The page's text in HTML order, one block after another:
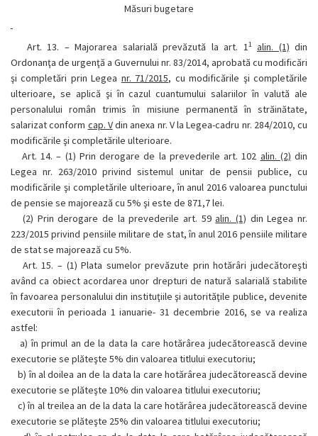
Măsuri bugetare
Art. 13. – Majorarea salarială prevăzută la art. 11 alin. (1) din
Ordonanţa de urgenţă a Guvernului nr. 83/2014, aprobată cu modificări
şi completări prin Legea nr. 71/2015, cu modificările şi completările
ulterioare, se aplică şi în cazul cuantumului salariilor în valută ale
personalului român trimis în misiune permanentă în străinătate,
salarizat conform cap. Vdin anexa nr. V la Legea-cadru nr. 284/2010, cu
modificările şi completările ulterioare.
Art. 14. – (1) Prin derogare de la prevederile art. 102 alin. (2) din
Legea nr. 263/2010 privind sistemul unitar de pensii publice, cu
modificările şi completările ulterioare, în anul 2016 valoarea punctului
de pensie se majorează cu 5% şi este de 871,7 lei.
(2) Prin derogare de la prevederile art. 59alin. (1) din Legea nr.
223/2015 privind pensiile militare de stat, în anul 2016 pensiile militare
de stat se majorează cu 5%.
Art. 15. – (1) Plata sumelor prevăzute prin hotărâri judecătoreşti
având ca obiect acordarea unor drepturi de natură salarială stabilite
în favoarea personalului din instituţiile şi autorităţile publice, devenite
executorii în perioada 1 ianuarie- 31 decembrie 2016, se va realiza
astfel:
a) în primul an de la data la care hotărârea judecătorească devine
executorie se plăteşte 5% din valoarea titlului executoriu;
b) în al doilea an de la data la care hotărârea judecătorească devine
executorie se plăteşte 10% din valoarea titlului executoriu;
c)în al treilea an de la data la care hotărârea judecătorească devine
executorie se plăteşte 25% din valoarea titlului executoriu;